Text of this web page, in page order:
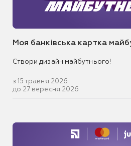
Моя банківська картка
Створи дизайн майбутнього!
з 15 травня 2026
до 27 вересня 2026